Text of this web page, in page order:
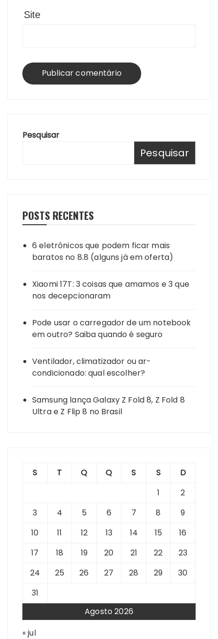
Site
Pesquisar
Pesquisar
POSTS RECENTES
6 eletrônicos que podem ficar mais
baratos no 8.8 (alguns já em oferta)
Xiaomi 17T: 3 coisas que amamos e 3 que
nos decepcionaram
Pode usar o carregador de um notebook
em outro? Saiba quando é seguro
Ventilador, climatizador ou ar-
condicionado: qual escolher?
Samsung lança Galaxy Z Fold 8, Z Fold 8
Ultra e Z Flip 8 no Brasil
Agosto 2026
S T Q Q S S
D
1
2
3
4 5 6 7 8
9
10
11 12 13 14 15
16
17
18 19 20 21 22
23
24
25 26 27 28 29
30
31
« jul